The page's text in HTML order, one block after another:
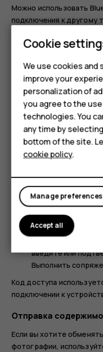
Feature
Phones
HMD Terra
For
Tablets
Можно использовать
подключения к другому
Коснитесь пунктов
устройства
Убедитесь, что
обоих телефонах.
Убедитесь, что
друг друга. Чтобы
другими
параметр
На экране
Bluetooth,
которому вы
введите или
Выполнить
Код доступа
подключении к
Отправка
Если вы хотите
фотографии,
Cookie
We use cookies
improve your
personalization of
you agree to the
technologies. You
any time by
bottom of the site.
cookie policy.
Manage preferences
Accept all